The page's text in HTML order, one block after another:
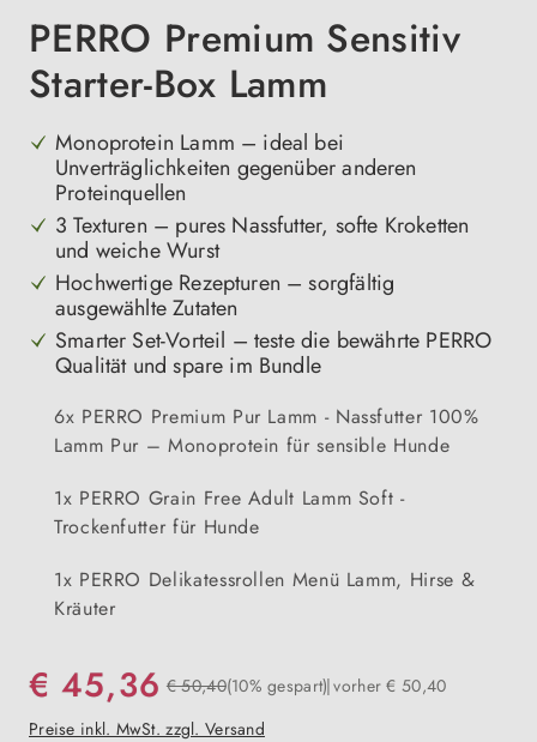
PERRO Premium Sensitiv
Starter-Box Lamm
Monoprotein Lamm – ideal bei
Unverträglichkeiten gegenüber anderen
Proteinquellen
3 Texturen – pures Nassfutter, softe Kroketten
und weiche Wurst
Hochwertige Rezepturen – sorgfältig
ausgewählte Zutaten
Smarter Set-Vorteil – teste die bewährte PERRO
Qualität und spare im Bundle
6x PERRO Premium Pur Lamm - Nassfutter 100%
Lamm Pur – Monoprotein für sensible Hunde
1x PERRO Grain Free Adult Lamm Soft -
Trockenfutter für Hunde
1x PERRO Delikatessrollen Menü Lamm, Hirse &
Kräuter
€ 45,36 € 50,40(10% gespart) vorher € 50,40
Preise inkl. MwSt. zzgl. Versand